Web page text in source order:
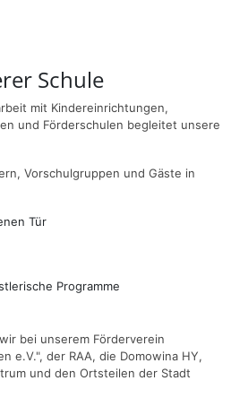
Schule
mit Kindereinrichtungen,
und Förderschulen begleitet unsere
Vorschulgruppen und Gäste in
Tür
Programme
bei unserem Förderverein
e.V.", der RAA, die Domowina HY,
und den Ortsteilen der Stadt